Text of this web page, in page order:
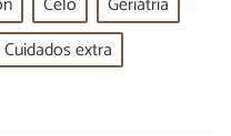
Cuidados extra